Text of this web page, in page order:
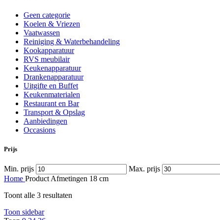
Geen categorie
Koelen & Vriezen
Vaatwassen
Reiniging & Waterbehandeling
Kookapparatuur
RVS meubilair
Keukenapparatuur
Drankenapparatuur
Uitgifte en Buffet
Keukenmaterialen
Restaurant en Bar
Transport & Opslag
Aanbiedingen
Occasions
Prijs
Min. prijs Max. prijs
Home Product Afmetingen 18 cm
Toont alle 3 resultaten
Toon sidebar